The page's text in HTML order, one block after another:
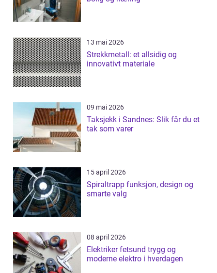
13 mai 2026
Strekkmetall: et allsidig og
innovativt materiale
09 mai 2026
Taksjekk i Sandnes: Slik får du et
tak som varer
15 april 2026
Spiraltrapp funksjon, design og
smarte valg
08 april 2026
Elektriker fetsund trygg og
moderne elektro i hverdagen